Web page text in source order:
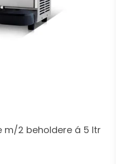
m/2 beholdere á 5 ltr